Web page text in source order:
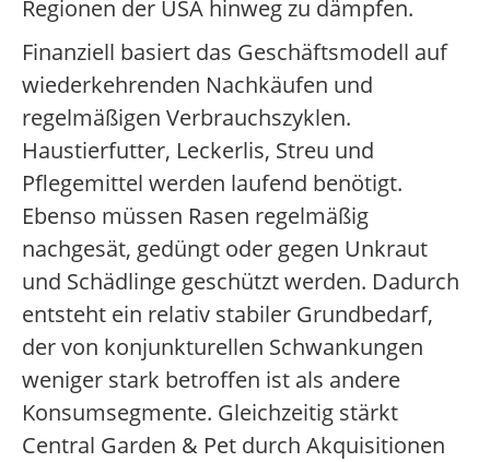
Regionen der USA hinweg zu dämpfen.
Finanziell basiert das Geschäftsmodell auf
wiederkehrenden Nachkäufen und
regelmäßigen Verbrauchszyklen.
Haustierfutter, Leckerlis, Streu und
Pflegemittel werden laufend benötigt.
Ebenso müssen Rasen regelmäßig
nachgesät, gedüngt oder gegen Unkraut
und Schädlinge geschützt werden. Dadurch
entsteht ein relativ stabiler Grundbedarf,
der von konjunkturellen Schwankungen
weniger stark betroffen ist als andere
Konsumsegmente. Gleichzeitig stärkt
Central Garden & Pet durch Akquisitionen